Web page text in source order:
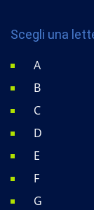
Scegli una
A
B
C
D
E
F
G